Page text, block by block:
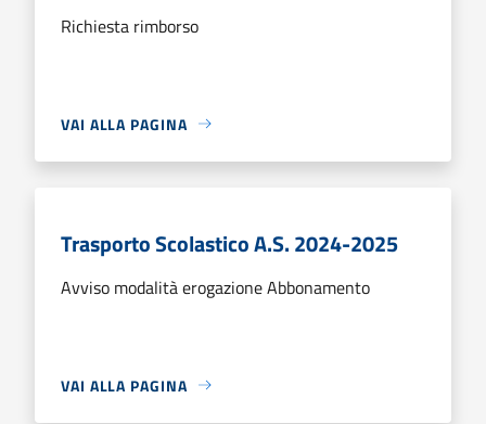
Richiesta rimborso
VAI ALLA PAGINA
Trasporto Scolastico A.S. 2024-2025
Avviso modalità erogazione Abbonamento
VAI ALLA PAGINA